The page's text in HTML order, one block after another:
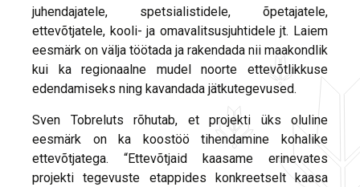
juhendajatele, spetsialistidele, õpetajatele,
ettevõtjatele, kooli- ja omavalitsusjuhtidele jt. Laiem
eesmärk on välja töötada ja rakendada nii maakondlik
kui ka regionaalne mudel noorte ettevõtlikkuse
edendamiseks ning kavandada jätkutegevused.
Sven Tobreluts rõhutab, et projekti üks oluline
eesmärk on ka koostöö tihendamine kohalike
ettevõtjatega. “Ettevõtjaid kaasame erinevates
projekti tegevuste etappides konkreetselt kaasa